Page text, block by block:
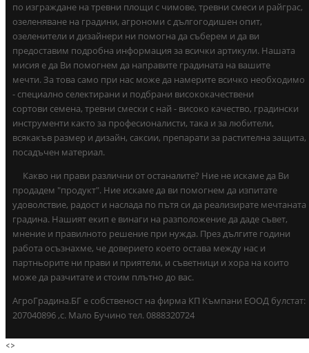
по изграждане на тревни площи с чимове, тревни смеси и райграс,
озеленяване на градини, агрономи с дългогодишен опит,
озеленители и дизайнери ни помогна да съберем и да ви
предоставим подробна информация за всички артикули. Нашата
мисия е да Ви помогнем да направите градината на вашите
мечти. За това само при нас може да намерите всичко необходимо
- специално селектирани и подбрани висококачествени
сортови семена, тревни смески с най - високо качество, градински
инструменти както за професионалисти, така и за любители,
всякакъв размер и дизайн, саксии, препарати за растителна защита,
посадъчен материал.
Какво ни прави различни от останалите? Ние не искаме да Ви
продадем "продукт". Ние искаме да ви помогнем да изпитате
удоволствие, радост и наслада по пътя си да реализирате мечтаната
градина. Нашият екип е винаги на разположение да даде съвет,
мнение и правилното решение при нужда. През дългите години
работа осъзнахме, че доверието което остава между нас и
партньорите ни прави и приятели, и съветници и хора на които
може да разчитате и стоим плътно до вас.
АгроГрадина.БГ е собственост на фирма КП Къмпани ЕООД булстат:
207040896 ,с. Мало Бучино тел. 0888320724
<>